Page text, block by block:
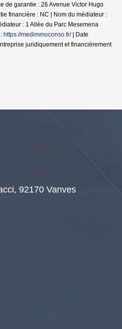
de garantie : 26 Avenue Victor Hugo
financière : NC | Nom du médiateur :
: 1 Allée du Parc Mesemena
https://medimmoconso.fr/| Date
juridiquement et financièrement
92170 Vanves